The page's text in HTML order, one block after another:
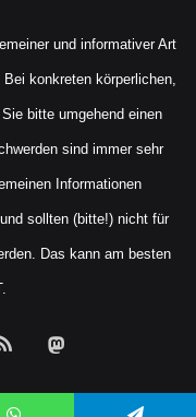
und informativer Art
konkreten körperlichen,
bitte umgehend einen
sind immer sehr
Informationen
sollten (bitte!) nicht für
Das kann am besten
RSS